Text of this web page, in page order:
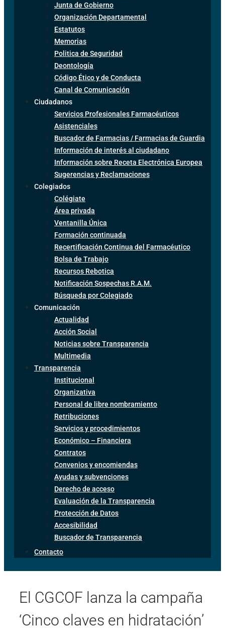
Junta de Gobierno
Organización Departamental
Estatutos
Memorias
Politica de Seguridad
Deontología
Código Ético y de Conducta
Canal de Comunicación
Ciudadanos
Servicios Profesionales Farmacéuticos
Asistenciales
Buscador de Farmacias / Farmacias de Guardia
Información de interés al ciudadano
Información sobre Receta Electrónica Europea
Sugerencias y Reclamaciones
Colegiados
Colégiate
Área privada
Ventanilla Única
Formación continuada
Recertificación Continua del Farmacéutico
Bolsa de Trabajo
Recursos Rebotica
Notificación Sospechas R.A.M.
Búsqueda por Colegiado
Comunicación
Actualidad
Acción Social
Noticias sobre Transparencia
Multimedia
Transparencia
Institucional
Organizativa
Personal de libre nombramiento
Retribuciones
Servicios y procedimientos
Económico – Financiera
Contratos
Convenios y encomiendas
Ayudas y subvenciones
Derecho de acceso
Evaluación de la Transparencia
Protección de Datos
Accesibilidad
Buscador de Transparencia
Contacto
El CGCOF lanza la campaña
‘Cinco claves en hidratación’